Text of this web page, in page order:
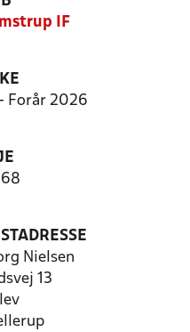
IF
Forår 2026
68
Nielsen
13